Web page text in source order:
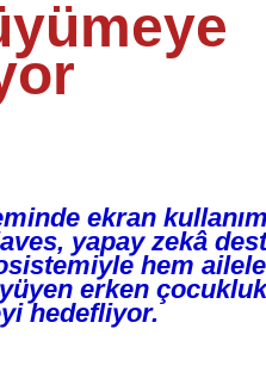
ekran
yapay zekâ
hem
erken
hedefliyor.